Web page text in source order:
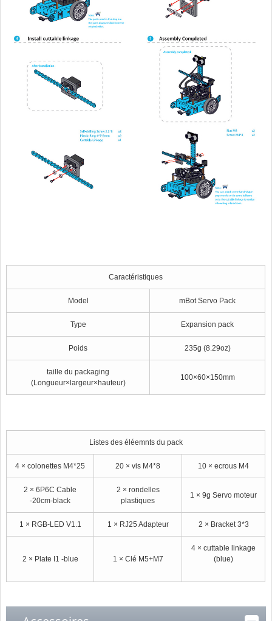
Caractéristiques
Model mBot Servo Pack
Type Expansion pack
Poids 235g (8.29oz)
taille du packaging
(Longueur×largeur×hauteur)
100×60×150mm
Listes des éléemnts du pack
4 × colonettes M4*25 20 × vis M4*8 10 × ecrous M4
2 × 6P6C Cable
-20cm-black
2 × rondelles
plastiques
1 × 9g Servo moteur
1 × RGB-LED V1.1 1 × RJ25 Adapteur 2 × Bracket 3*3
2 × Plate I1 -blue 1 × Clé M5+M7
4 × cuttable linkage
(blue)